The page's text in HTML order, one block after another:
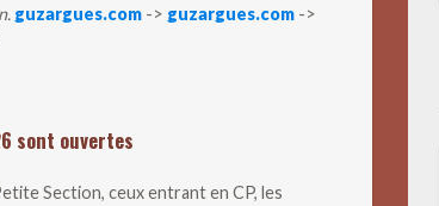
guzargues.com -> guzargues.com ->
sont ouvertes
Section, ceux entrant en CP, les